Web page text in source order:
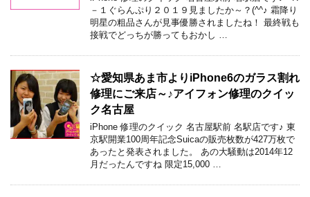
－１ぐらんぷり２０１９見ましたか～？(^^♪ 霜降り
明星の粗品さんが見事優勝されましたね！ 最終戦も
接戦でどっちが勝ってもおかし …
☆愛知県あま市よりiPhone6のガラス割れ
修理にご来店～♪アイフォン修理のクイッ
ク名古屋
iPhone 修理のクイック 名古屋駅前 名駅店です♪ 東
京駅開業100周年記念Suicaの販売枚数が427万枚で
あったと発表されました。 あの大騒動は2014年12
月だったんですね 限定15,000 …